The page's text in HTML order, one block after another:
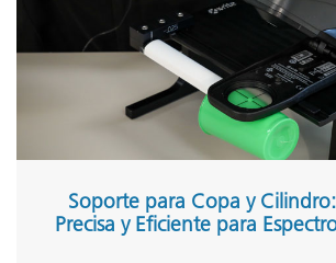
Soporte para Copa y
Precisa y Eficiente para